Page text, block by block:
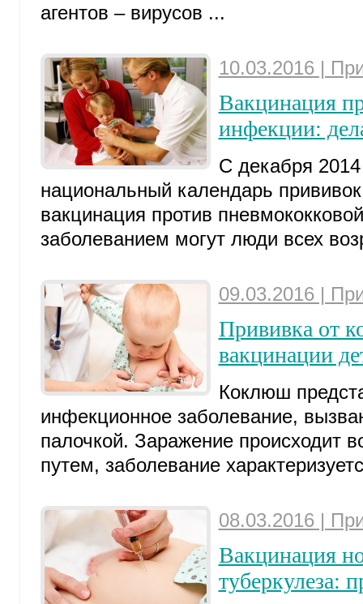
агентов – вирусов ...
10.03.2016 |
Вакцинация
инфекции:
С декабря 2014
национальный календарь
вакцинация против
заболеванием могут люди всех
09.03.2016 |
Прививка от
вакцинации
Коклюш
инфекционное заболевание,
палочкой. Заражение происходит
путем, заболевание
08.03.2016 |
Вакцинация
туберкулеза: